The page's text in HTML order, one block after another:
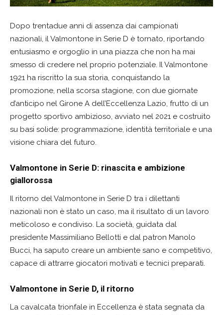
Dopo trentadue anni di assenza dai campionati
nazionali, il Valmontone in Serie D è tornato, riportando
entusiasmo e orgoglio in una piazza che non ha mai
smesso di credere nel proprio potenziale. Il Valmontone
1921 ha riscritto la sua storia, conquistando la
promozione, nella scorsa stagione, con due giornate
d’anticipo nel Girone A dell’Eccellenza Lazio, frutto di un
progetto sportivo ambizioso, avviato nel 2021 e costruito
su basi solide: programmazione, identità territoriale e una
visione chiara del futuro.
Valmontone in Serie D: rinascita e ambizione
giallorossa
Il ritorno del Valmontone in Serie D tra i dilettanti
nazionali non è stato un caso, ma il risultato di un lavoro
meticoloso e condiviso. La società, guidata dal
presidente Massimiliano Bellotti e dal patron Manolo
Bucci, ha saputo creare un ambiente sano e competitivo,
capace di attrarre giocatori motivati e tecnici preparati.
Valmontone in Serie D, il ritorno
La cavalcata trionfale in Eccellenza è stata segnata da